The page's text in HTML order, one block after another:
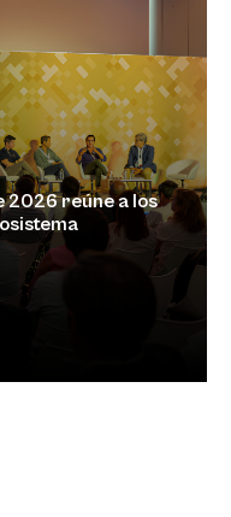
2026 reúne a los